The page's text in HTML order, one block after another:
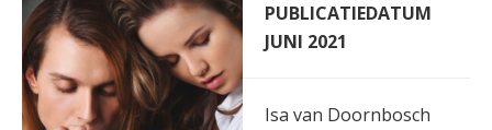
PUBLICATIEDATUM
JUNI 2021
Isa van Doornbosch